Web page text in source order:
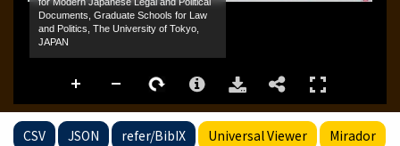
CSV JSON refer/BibIX Universal Viewer Mirador